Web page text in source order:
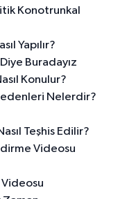
Konotrunkal
Yapılır?
Buradayız
Konulur?
Nelerdir?
Teşhis Edilir?
Videosu
Videosu